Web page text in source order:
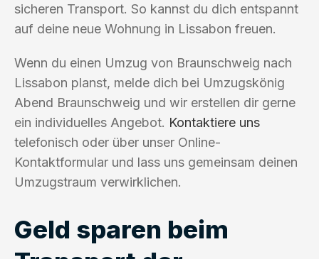
sicheren Transport. So kannst du dich entspannt
auf deine neue Wohnung in Lissabon freuen.
Wenn du einen Umzug von Braunschweig nach
Lissabon planst, melde dich bei Umzugskönig
Abend Braunschweig und wir erstellen dir gerne
ein individuelles Angebot. Kontaktiere uns
telefonisch oder über unser Online-
Kontaktformular und lass uns gemeinsam deinen
Umzugstraum verwirklichen.
Geld sparen beim